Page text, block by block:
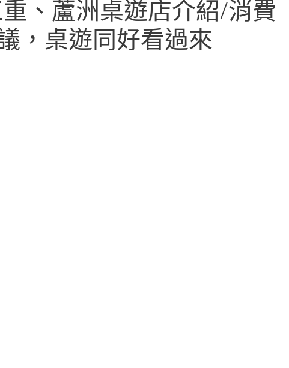
、蘆洲桌遊店介紹/消費
，桌遊同好看過來